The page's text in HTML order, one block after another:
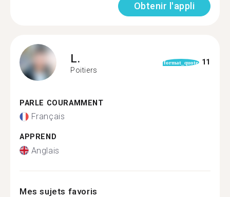
Obtenir l'appli
L.
Poitiers
format_quote 11
PARLE COURAMMENT
Français
APPREND
Anglais
Mes sujets favoris